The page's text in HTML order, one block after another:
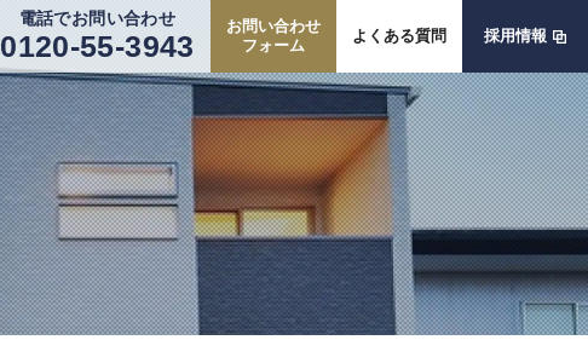
電話でお問い合わせ
0120-55-3943
お問い合わせ
フォーム
よくある質問 採用情報